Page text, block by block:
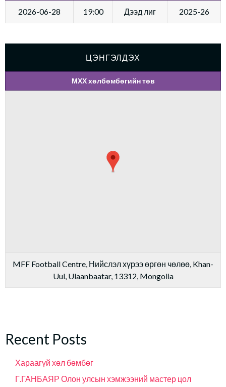
2026-06-28 19:00 Дээд лиг 2025-26
ЦЭНГЭЛДЭХ
МХХ хөлбөмбөгийн төв
MFF Football Centre, Нийслэл хүрээ өргөн чөлөө, Khan-
Uul, Ulaanbaatar, 13312, Mongolia
Recent Posts
Хараагүй хөл бөмбөг
Г.ГАНБАЯР Олон улсын хэмжээний мастер цол